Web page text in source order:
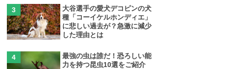
大谷選手の愛犬デコピンの犬
種「コーイケルホンディエ」
に悲しい過去が？急激に減少
した理由とは
最強の虫は誰だ！恐ろしい能
力を持つ昆虫10選をご紹介